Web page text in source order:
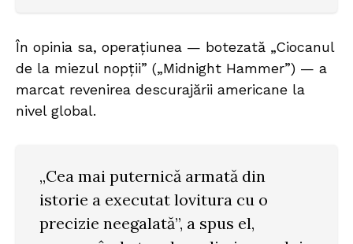
În opinia sa, operațiunea — botezată „Ciocanul
de la miezul nopții” („Midnight Hammer”) — a
marcat revenirea descurajării americane la
nivel global.
„Cea mai puternică armată din
istorie a executat lovitura cu o
precizie neegalată”, a spus el,